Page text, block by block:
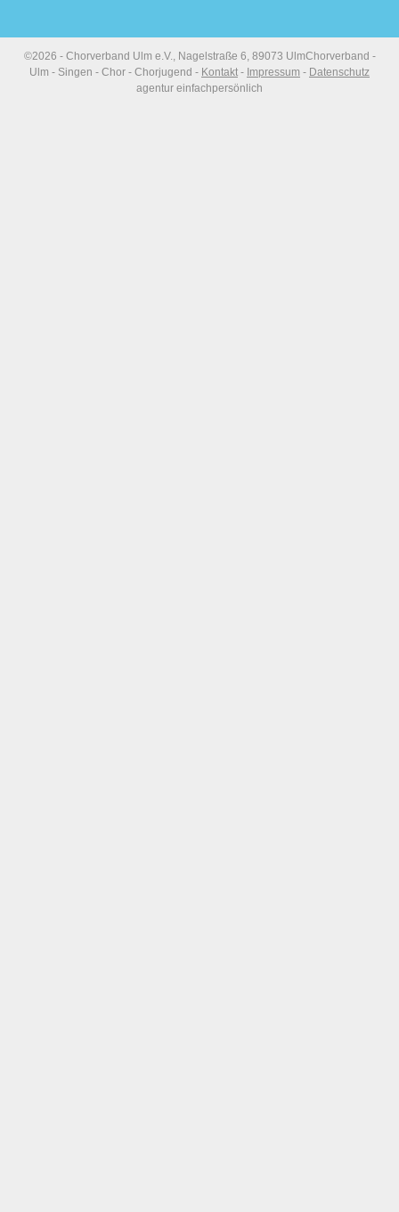
©2026 - Chorverband Ulm e.V., Nagelstraße 6, 89073 UlmChorverband -
Ulm - Singen - Chor - Chorjugend - Kontakt - Impressum - Datenschutz
agentur einfachpersönlich